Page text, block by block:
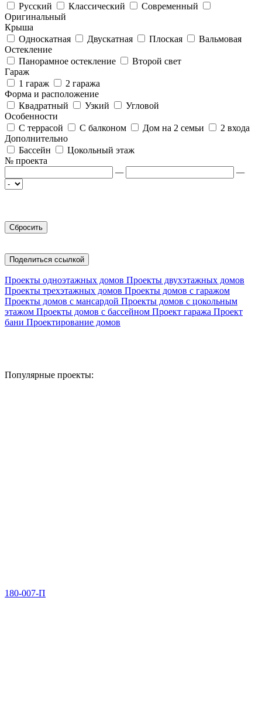
Русский
Классический
Современный
Оригинальный
Крыша
Односкатная
Двускатная Плоская
Вальмовая
Остекление
Панорамное остекление
Второй свет
Гараж
1 гараж
2 гаража
Форма и расположение
Квадратный
Узкий
Угловой
Особенности
С террасой
С балконом Дом на 2 семьи
2 входа
Дополнительно
Бассейн
Цокольный этаж
№ проекта
—
—
Поделиться ссылкой
Проекты одноэтажных домов Проекты двухэтажных домов
Проекты трехэтажных домов Проекты домов с гаражом
Проекты домов с мансардой Проекты домов с цокольным
этажом Проекты домов с бассейном Проект гаража Проект
бани Проектирование домов
Популярные проекты:
180-007-П